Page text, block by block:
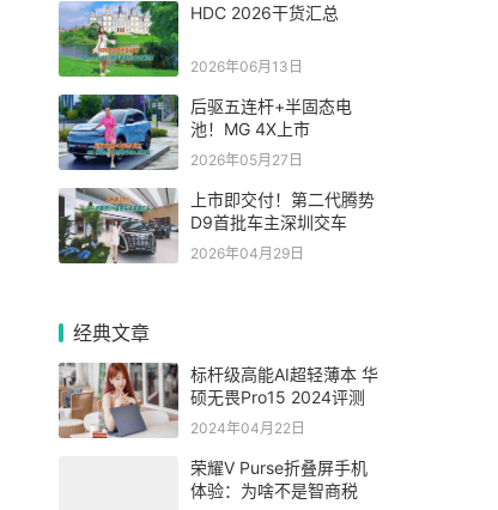
HDC 2026干货汇总
2026年06月13日
后驱五连杆+半固态电
池！MG 4X上市
2026年05月27日
上市即交付！第二代腾势
D9首批车主深圳交车
2026年04月29日
经典文章
标杆级高能AI超轻薄本 华
硕无畏Pro15 2024评测
2024年04月22日
荣耀V Purse折叠屏手机
体验：为啥不是智商税